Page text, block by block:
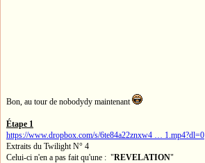
Bon, au tour de nobodydy maintenant
Étape 1
https://www.dropbox.com/s/6te84a22znxw4 … 1.mp4?dl=0
Extraits du Twilight N° 4
Celui-ci n'en a pas fait qu'une : "REVELATION"